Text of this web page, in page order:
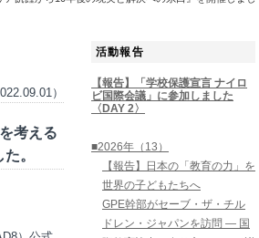
）
考える
。
活動報告
【報告】「学校保護宣言 ナイロ
ビ国際会議」に参加しました
〈DAY 2〉
■2026年（13）
【報告】日本の「教育の力」を
世界の子どもたちへ
GPE幹部がセーブ・ザ・チル
ドレン・ジャパンを訪問 ― 国